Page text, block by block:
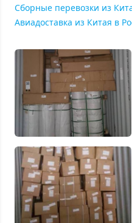
Сборные перевозки из
Авиадоставка из Китая в